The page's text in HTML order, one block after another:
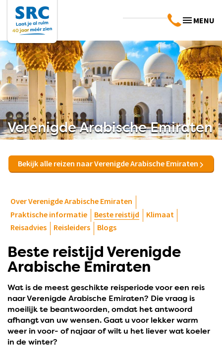
MENU
Verenigde Arabische Emiraten
Bekijk alle reizen naar Verenigde Arabische Emiraten
Over Verenigde Arabische Emiraten
Praktische informatie
Beste reistijd
Klimaat
Reisadvies
Reisleiders Blogs
Beste reistijd Verenigde
Arabische Emiraten
Wat is de meest geschikte reisperiode voor een reis
naar Verenigde Arabische Emiraten? Die vraag is
moeilijk te beantwoorden, omdat het antwoord
afhangt van uw wensen. Gaat u voor lekker warm
weer in voor- of najaar of wilt u het liever wat koeler
in de winter?